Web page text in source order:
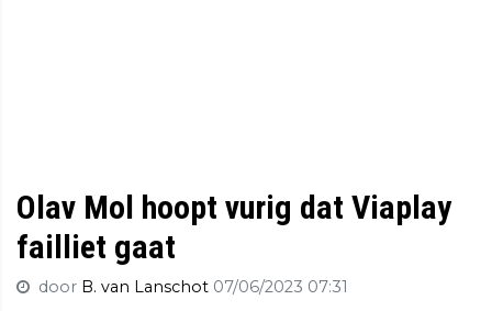
Olav Mol hoopt vurig dat Viaplay
failliet gaat
door B. van Lanschot 07/06/2023 07:31